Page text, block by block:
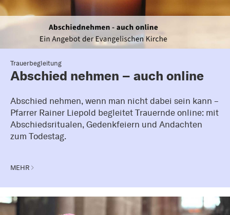
Trauerbegleitung
Abschied nehmen – auch online
Abschied nehmen, wenn man nicht dabei sein kann –
Pfarrer Rainer Liepold begleitet Trauernde online: mit
Abschiedsritualen, Gedenkfeiern und Andachten
zum Todestag.
MEHR